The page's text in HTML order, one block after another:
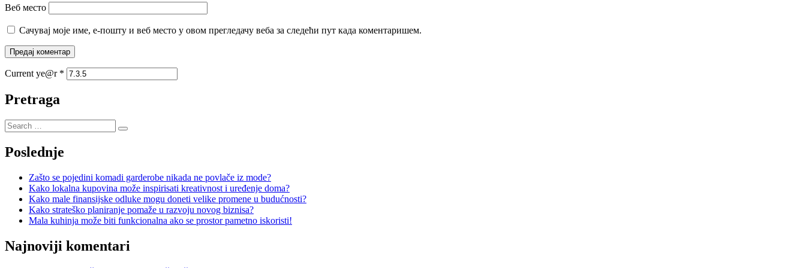
Веб место
Сачувај моје име, е-пошту и веб место у овом прегледачу веба за следећи пут када коментаришем.
Current ye@r *
Pretraga
Poslednje
Zašto se pojedini komadi garderobe nikada ne povlače iz mode?
Kako lokalna kupovina može inspirisati kreativnost i uređenje doma?
Kako male finansijske odluke mogu doneti velike promene u budućnosti?
Kako strateško planiranje pomaže u razvoju novog biznisa?
Mala kuhinja može biti funkcionalna ako se prostor pametno iskoristi!
Najnoviji komentari